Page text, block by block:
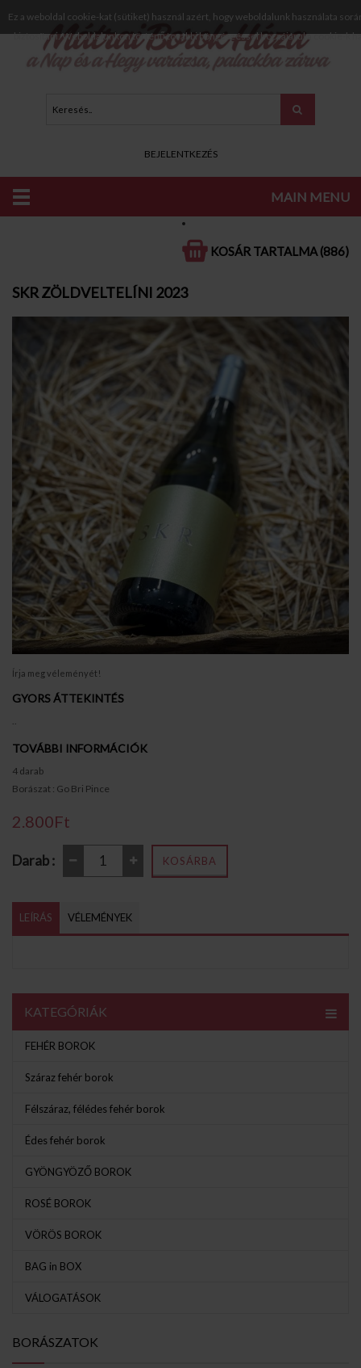
Ez a weboldal cookie-kat (sütiket) használ azért, hogy weboldalunk használata
biztosítani. Weboldalunkon történő további böngészéssel hozzájárul a cookie-k
BEJELENTKEZÉS
MAIN MENU
KOSÁR TARTALMA (886)
SZÁRAZ FEHÉR BOROK
SKR ZÖLDVELTELÍNI 2023
Írja meg véleményét!
GYORS ÁTTEKINTÉS
TOVÁBBI INFORMÁCIÓK
4 darab
Borászat : Go Bri Pince
2.800Ft
Darab : KOSÁRBA
LEÍRÁS VÉLEMÉNYEK
KATEGÓRIÁK
FEHÉR BOROK
Száraz fehér borok
Félszáraz, félédes fehér borok
Édes fehér borok
GYÖNGYÖZŐ BOROK
ROSÉ BOROK
VÖRÖS BOROK
BAG in BOX
VÁLOGATÁSOK
BORÁSZATOK